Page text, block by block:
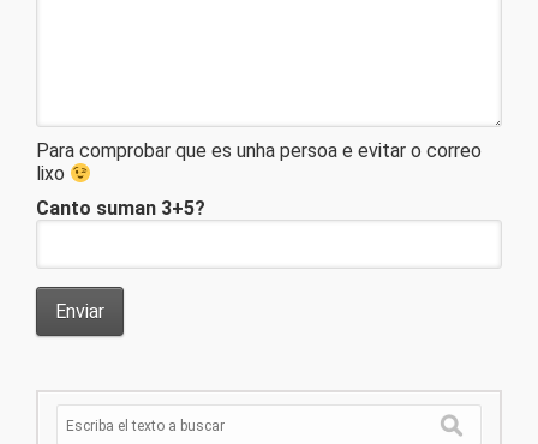
Para comprobar que es unha persoa e evitar o correo
lixo
Canto suman 3+5?